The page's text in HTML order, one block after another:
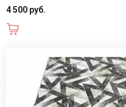
4 500 руб.